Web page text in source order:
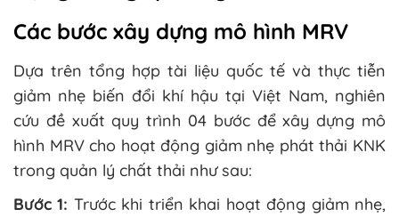
Các bước xây dựng mô hình MRV
Dựa trên tổng hợp tài liệu quốc tế và thực tiễn
giảm nhẹ biến đổi khí hậu tại Việt Nam, nghiên
cứu đề xuất quy trình 04 bước để xây dựng mô
hình MRV cho hoạt động giảm nhẹ phát thải KNK
trong quản lý chất thải như sau:
Bước 1: Trước khi triển khai hoạt động giảm nhẹ,